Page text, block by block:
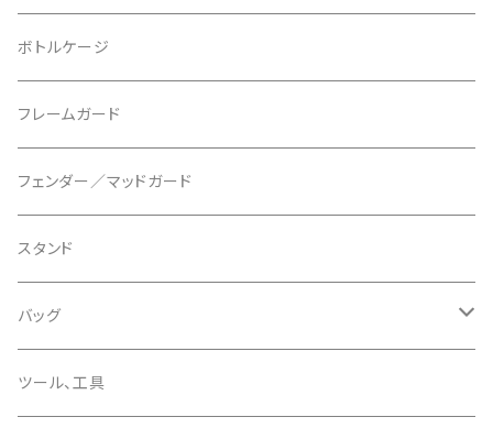
BUSCH＋MULLER/ブッシュ＆ミュラー
CAMELBAK/キャメルバッグ
CERAMIC SPEED/セラミックスピード
CHRIS KING/クリスキング
CHROMAG/クロマグ
CHROME/クローム
ブレーキパッド
トップキャップ
ベル
ボトムブラケット
リアディレーラー
チェーン
クリート
29" / 27.5"
〜26"
タイヤインサート
リムテープ
チューブレスバルブ/ バルブキャップ
シーラント
ボトルケージ
フレームガード
フェンダー／マッドガード
スタンド
バッグ
サドルバッグ
ツール、工具